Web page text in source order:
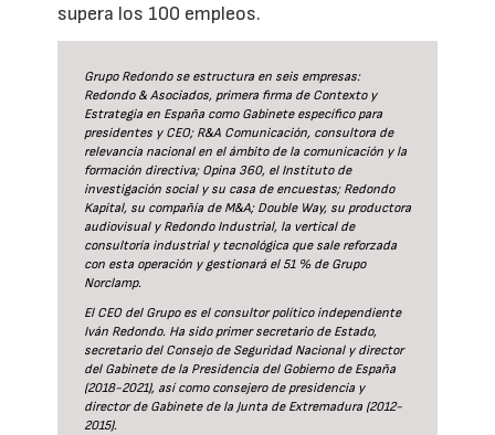
supera los 100 empleos.
Grupo Redondo se estructura en seis empresas:
Redondo & Asociados, primera firma de Contexto y
Estrategia en España como Gabinete específico para
presidentes y CEO; R&A Comunicación, consultora de
relevancia nacional en el ámbito de la comunicación y la
formación directiva; Opina 360, el Instituto de
investigación social y su casa de encuestas; Redondo
Kapital, su compañía de M&A; Double Way, su productora
audiovisual y Redondo Industrial, la vertical de
consultoría industrial y tecnológica que sale reforzada
con esta operación y gestionará el 51 % de Grupo
Norclamp.
El CEO del Grupo es el consultor político independiente
Iván Redondo. Ha sido primer secretario de Estado,
secretario del Consejo de Seguridad Nacional y director
del Gabinete de la Presidencia del Gobierno de España
(2018-2021), así como consejero de presidencia y
director de Gabinete de la Junta de Extremadura (2012-
2015).